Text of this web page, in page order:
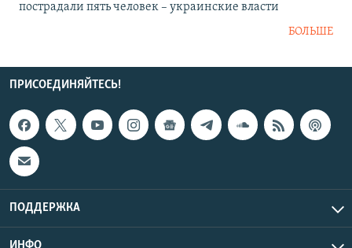
пострадали пять человек – украинские власти
БОЛЬШЕ
ПРИСОЕДИНЯЙТЕСЬ!
ПОДДЕРЖКА